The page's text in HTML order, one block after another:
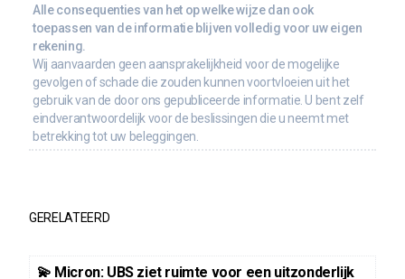
Alle consequenties van het op welke wijze dan ook
toepassen van de informatie blijven volledig voor uw eigen
rekening.
Wij aanvaarden geen aansprakelijkheid voor de mogelijke
gevolgen of schade die zouden kunnen voortvloeien uit het
gebruik van de door ons gepubliceerde informatie. U bent zelf
eindverantwoordelijk voor de beslissingen die u neemt met
betrekking tot uw beleggingen.
GERELATEERD
💫 Micron: UBS ziet ruimte voor een uitzonderlijk